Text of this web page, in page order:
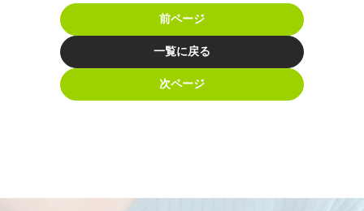
前ページ
一覧に戻る
次ページ